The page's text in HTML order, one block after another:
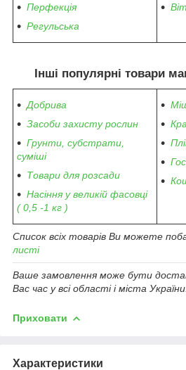
Перфекція
Регульська
Інші популярні товари
Добрива
Засоби захисту рослин
Грунти, субстрати,
суміші
Товари для розсади
Насіння у великій фасовці
( 0,5 -1 кг )
Список всіх товарів Ви можете
листі
Ваше замовлення може бути
Вас час у всі області і міста України.
Приховати
Характеристики